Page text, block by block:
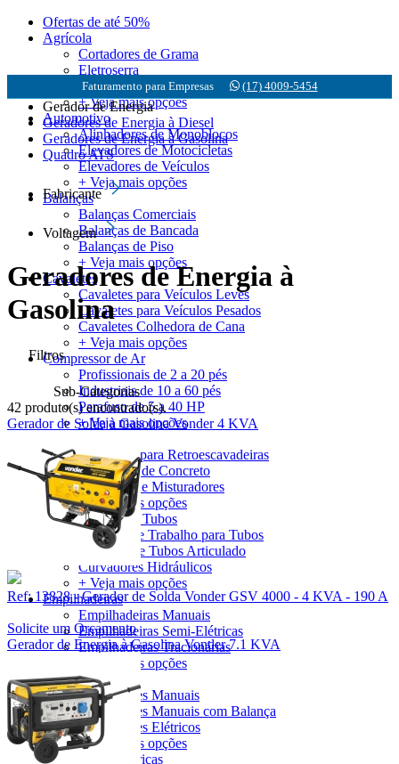
Ofertas de até 50%
Agrícola
Cortadores de Grama
Eletroserra
Motobombas
+ Veja mais opções
Automotivo
Alinhadores de Monoblocos
Elevadores de Motocicletas
Elevadores de Veículos
+ Veja mais opções
Balanças
Balanças Comerciais
Balanças de Bancada
Balanças de Piso
+ Veja mais opções
Cavaletes
Cavaletes para Veículos Leves
Cavaletes para Veículos Pesados
Cavaletes Colhedora de Cana
+ Veja mais opções
Compressor de Ar
Profissionais de 2 a 20 pés
Industriais de 10 a 60 pés
Parafuso de 5 a 40 HP
+ Veja mais opções
Caçambas para Retroescavadeiras
Alisadoras de Concreto
Betoneiras e Misturadores
+ Veja mais opções
Ferramentas para Tubos
Bancada de Trabalho para Tubos
Cortador de Tubos Articulado
Curvadores Hidráulicos
+ Veja mais opções
Empilhadeiras
Empilhadeiras Manuais
Empilhadeiras Semi-Elétricas
Empilhadeiras Tracionárias
+ Veja mais opções
Transpaletes
Transpaletes Manuais
Transpaletes Manuais com Balança
Transpaletes Elétricos
+ Veja mais opções
Ferramentas Elétricas
Faturamento para Empresas (17) 4009-5454
Gerador de Energia
Geradores de Energia à Diesel
Geradores de Energia à Gasolina
Quadro ATS
Fabricante
Voltagem
Geradores de Energia à
Gasolina
Filtros
Sub-Categorias
42 produto(s) encontrado(s).
Gerador de Solda à Gasolina Vonder 4 KVA
Ref: 13828 - Gerador de Solda Vonder GSV 4000 - 4 KVA - 190 A
Solicite um Orçamento
Gerador de Energia à Gasolina Vonder 7.1 KVA